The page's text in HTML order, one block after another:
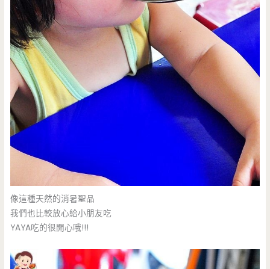
像這種天然的消暑聖品
我們也比較放心給小朋友吃
YAYA吃的很開心哦!!!